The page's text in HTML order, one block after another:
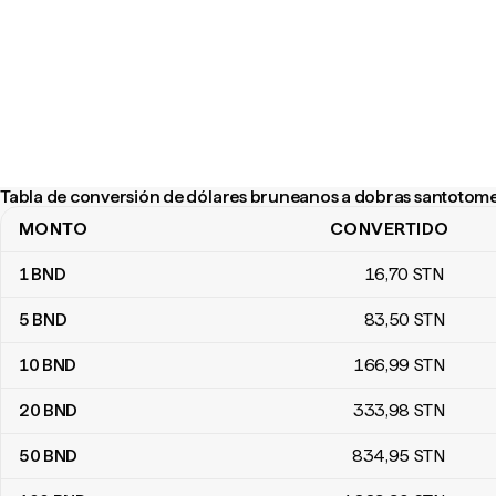
Tabla de conversión de dólares bruneanos a dobras
Tabla de conversión de dólares bruneanos a dobras
MONTO CONVERTIDO
1BND 16,70 STN
5 BND 83,50 STN
10 BND 166,99 STN
20 BND 333,98 STN
50 BND 834,95 STN